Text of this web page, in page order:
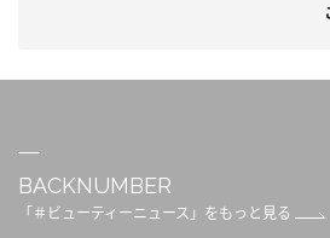
BACKNUMBER
「＃ビューティーニュース」をもっと見る